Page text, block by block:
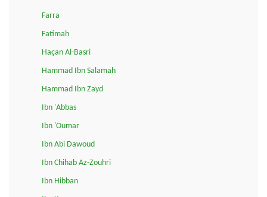
Farra
Fatimah
Haçan Al-Basri
Hammad Ibn Salamah
Hammad Ibn Zayd
Ibn 'Abbas
Ibn 'Oumar
Ibn Abi Dawoud
Ibn Chihab Az-Zouhri
Ibn Hibban